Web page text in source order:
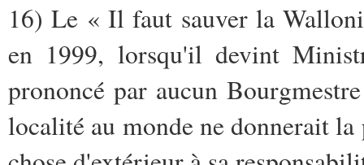
16) Le « Il faut sauver la
en 1999, lorsqu'il devint
prononcé par aucun
localité au monde ne donnerait